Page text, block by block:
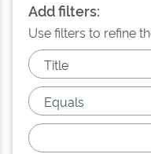
Add filters:
Use filters to refine